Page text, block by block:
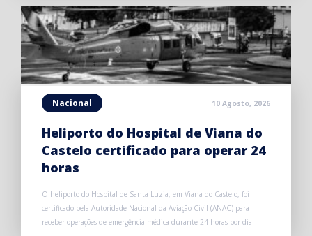
Nacional 10 Agosto, 2026
Heliporto do Hospital de Viana do
Castelo certificado para operar 24
horas
O heliporto do Hospital de Santa Luzia, em Viana do Castelo, foi
certificado pela Autoridade Nacional da Aviação Civil (ANAC) para
receber operações de emergência médica durante 24 horas por dia.